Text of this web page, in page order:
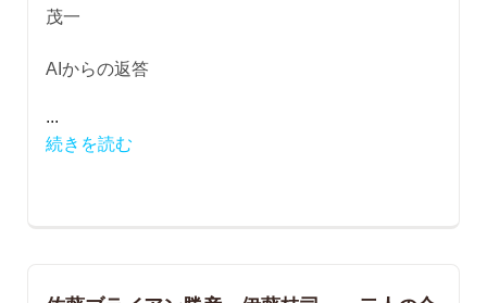
茂一
AIからの返答
...
続きを読む